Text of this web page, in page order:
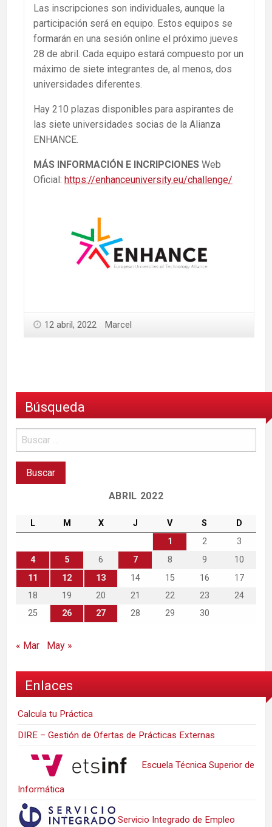
Las inscripciones son individuales, aunque la
participación será en equipo. Estos equipos se
formarán en una sesión online el próximo jueves
28 de abril. Cada equipo estará compuesto por un
máximo de siete integrantes de, al menos, dos
universidades diferentes.
Hay 210 plazas disponibles para aspirantes de
las siete universidades socias de la Alianza
ENHANCE.
MÁS INFORMACIÓN E INCRIPCIONES Web
Oficial: https://enhanceuniversity.eu/challenge/
12 abril, 2022 Marcel
Búsqueda
ABRIL 2022
L M X J V S
D
1
2
3
4
5 6 7 8 9
10
11
12 13 14 15 16
17
18
19 20 21 22 23
24
25
26 27 28 29 30
« Mar May »
Enlaces
Calcula tu Práctica
DIRE – Gestión de Ofertas de Prácticas Externas
Escuela Técnica Superior de
Informática
Servicio Integrado de Empleo